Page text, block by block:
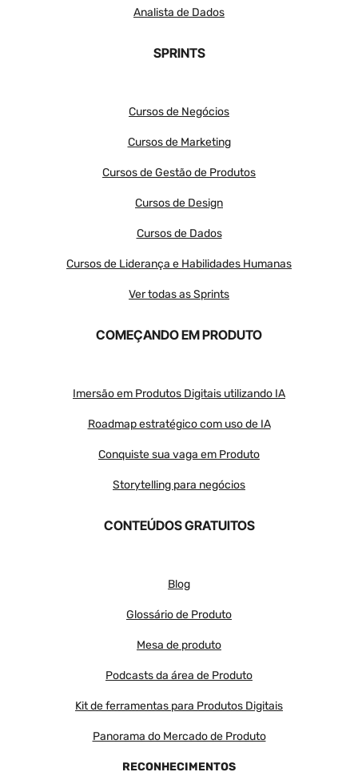
Analista de Dados
SPRINTS
Cursos de Negócios
Cursos de Marketing
Cursos de Gestão de Produtos
Cursos de Design
Cursos de Dados
Cursos de Liderança e Habilidades Humanas
Ver todas as Sprints
COMEÇANDO EM PRODUTO
Imersão em Produtos Digitais utilizando IA
Roadmap estratégico com uso de IA
Conquiste sua vaga em Produto
Storytelling para negócios
CONTEÚDOS GRATUITOS
Blog
Glossário de Produto
Mesa de produto
Podcasts da área de Produto
Kit de ferramentas para Produtos Digitais
Panorama do Mercado de Produto
RECONHECIMENTOS